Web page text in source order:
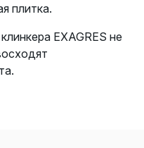
плитка.
EXAGRES не